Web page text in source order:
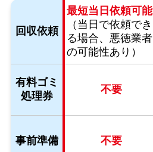
回収依頼
最短当日依頼可能
（当日で依頼でき
る場合、 悪徳業者
の可能性あり）
有料ゴミ
処理券
不要
事前準備 不要